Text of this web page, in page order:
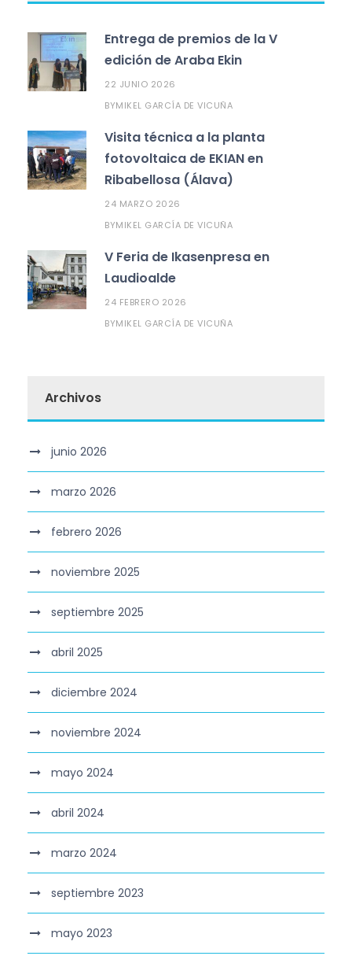
Entrega de premios de la V
edición de Araba Ekin
22 JUNIO 2026
BYMIKEL GARCÍA DE VICUÑA
Visita técnica a la planta
fotovoltaica de EKIAN en
Ribabellosa (Álava)
24 MARZO 2026
BYMIKEL GARCÍA DE VICUÑA
V Feria de Ikasenpresa en
Laudioalde
24 FEBRERO 2026
BYMIKEL GARCÍA DE VICUÑA
Archivos
junio 2026
marzo 2026
febrero 2026
noviembre 2025
septiembre 2025
abril 2025
diciembre 2024
noviembre 2024
mayo 2024
abril 2024
marzo 2024
septiembre 2023
mayo 2023